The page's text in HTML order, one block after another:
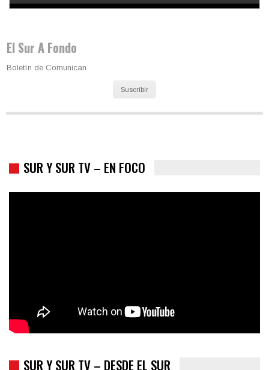
El Sur A Fondo
SUR Y SUR TV – EN FOCO
SUR Y SUR TV – DESDE EL SUR